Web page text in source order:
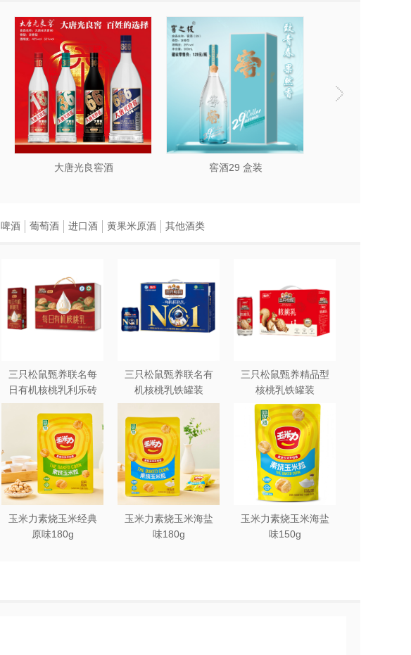
大唐光良窖酒 窖酒29 盒装
三只松鼠甄养联名每
日有机核桃乳利乐砖
250ml*12盒木盒装
三只松鼠甄养联名有
机核桃乳铁罐装
240ml*12罐礼盒
三只松鼠甄养精品型
核桃乳铁罐装
240ml*12罐
玉米力素烧玉米经典
原味180g
玉米力素烧玉米海盐
味180g
玉米力素烧玉米海盐
味150g
啤酒 葡萄酒 进口酒 黄果米原酒 其他酒类